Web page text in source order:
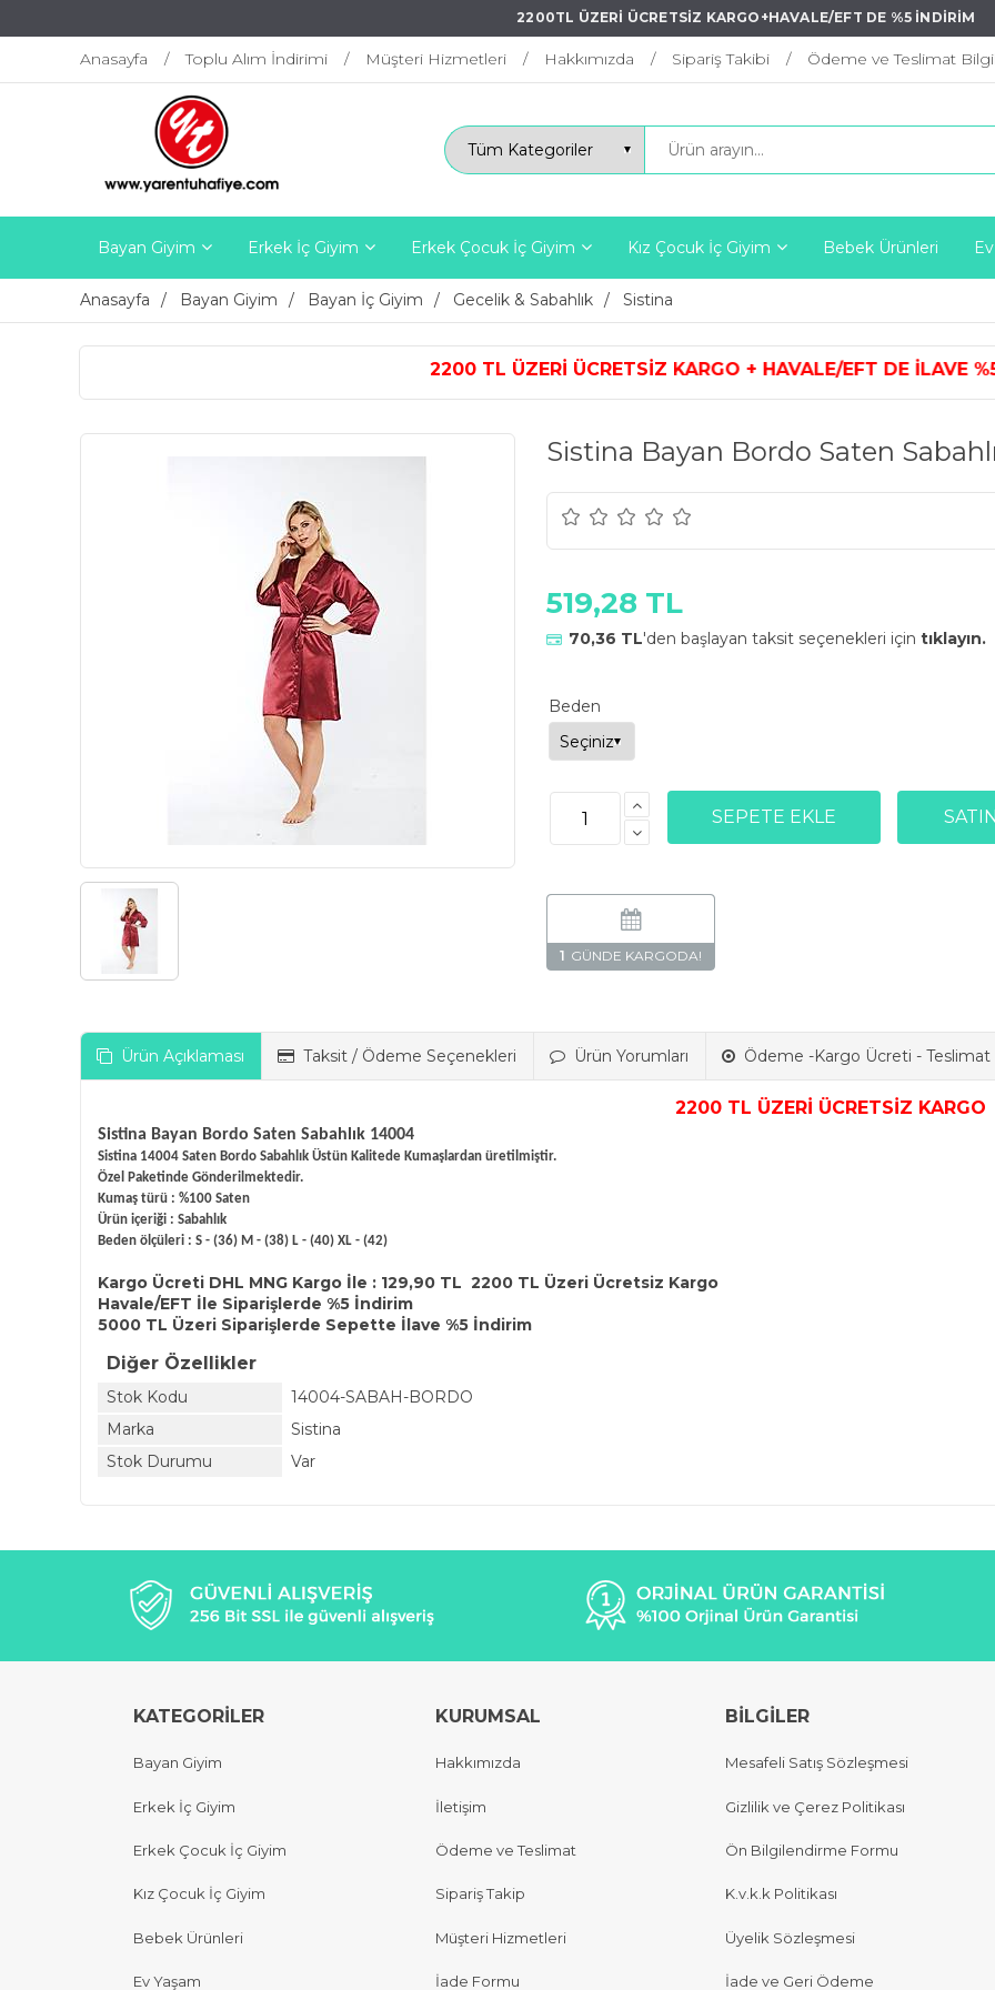
2200TL ÜZERİ ÜCRETSİZ KARGO+HAVALE/EFT DE %5 İNDİRİM
Anasayfa Toplu Alım İndirimi Müşteri Hizmetleri Hakkımızda Sipariş Takibi Ödeme ve Teslimat
Bayan Giyim Erkek İç Giyim Erkek Çocuk İç Giyim Kız Çocuk İç Giyim Bebek Ürünleri
Anasayfa Bayan Giyim Bayan İç Giyim Gecelik & Sabahlık Sistina
2200 TL ÜZERİ ÜCRETSİZ KARGO + HAVALE/EFT DE İLAVE %5
Sistina Bayan Bordo Saten
519,28 TL
70,36 TL'den başlayan taksit seçenekleri için tıklayın.
Beden
1
Ürün Açıklaması Taksit / Ödeme Seçenekleri Ürün Yorumları Ödeme -Kargo Ücreti - Teslimat
2200 TL ÜZERİ ÜCRETSİZ KARGO
Sistina Bayan Bordo Saten Sabahlık 14004
Sistina 14004 Saten Bordo Sabahlık Üstün Kalitede Kumaşlardan üretilmiştir.
Özel Paketinde Gönderilmektedir.
Kumaş türü : %100 Saten
Ürün içeriği : Sabahlık
Beden ölçüleri : S - (36) M - (38) L - (40) XL - (42)
Kargo Ücreti DHL MNG Kargo İle : 129,90 TL 2200 TL Üzeri Ücretsiz Kargo
Havale/EFT İle Siparişlerde %5 İndirim
5000 TL Üzeri Siparişlerde Sepette İlave %5 İndirim
Diğer Özellikler
Stok Kodu
14004-SABAH-BORDO
Marka
Sistina
Stok Durumu
Var
KATEGORİLER
Bayan Giyim
Erkek İç Giyim
Erkek Çocuk İç Giyim
Kız Çocuk İç Giyim
Bebek Ürünleri
Ev Yaşam
KURUMSAL
Hakkımızda
İletişim
Ödeme ve Teslimat
Sipariş Takip
Müşteri Hizmetleri
İade Formu
BİLGİLER
Mesafeli Satış Sözleşmesi
Gizlilik ve Çerez Politikası
Ön Bilgilendirme Formu
K.v.k.k Politikası
Üyelik Sözleşmesi
İade ve Geri Ödeme